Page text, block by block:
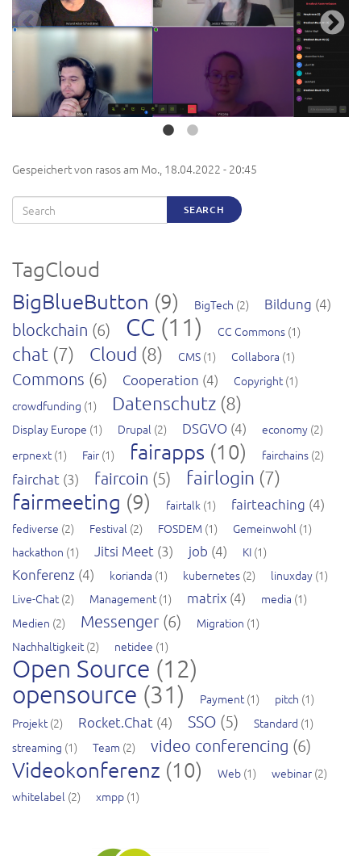
Gespeichert von rasosam Mo., 18.04.2022 - 20:45
Search SEARCH
TagCloud
BigBlueButton (9) BigTech (2) Bildung (4)
blockchain (6) CC (11) CC Commons (1)
chat (7) Cloud (8) CMS (1) Collabora (1)
Commons (6) Cooperation (4) Copyright(1)
crowdfunding (1) Datenschutz (8)
Display Europe (1) Drupal (2) DSGVO (4) economy (2)
erpnext(1) Fair (1) fairapps (10) fairchains (2)
fairchat (3) faircoin (5) fairlogin (7)
fairmeeting (9) fairtalk (1) fairteaching (4)
fediverse (2) Festival (2) FOSDEM (1) Gemeinwohl (1)
hackathon (1) Jitsi Meet (3) job (4) KI (1)
Konferenz (4) korianda (1) kubernetes (2) linuxday (1)
Live-Chat(2) Management(1) matrix (4) media (1)
Medien (2) Messenger (6) Migration (1)
Nachhaltigkeit(2) netidee (1)
Open Source (12)
opensource (31) Payment(1) pitch (1)
Projekt(2) Rocket.Chat (4) SSO (5) Standard (1)
streaming (1) Team (2) video conferencing (6)
Videokonferenz (10) Web (1) webinar (2)
whitelabel (2) xmpp (1)